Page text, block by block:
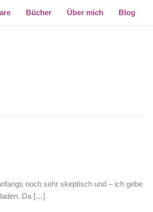
Bücher Über mich Blog
noch sehr skeptisch und – ich gebe
Da […]